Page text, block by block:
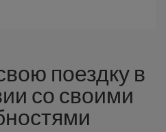
поездку в
со своими